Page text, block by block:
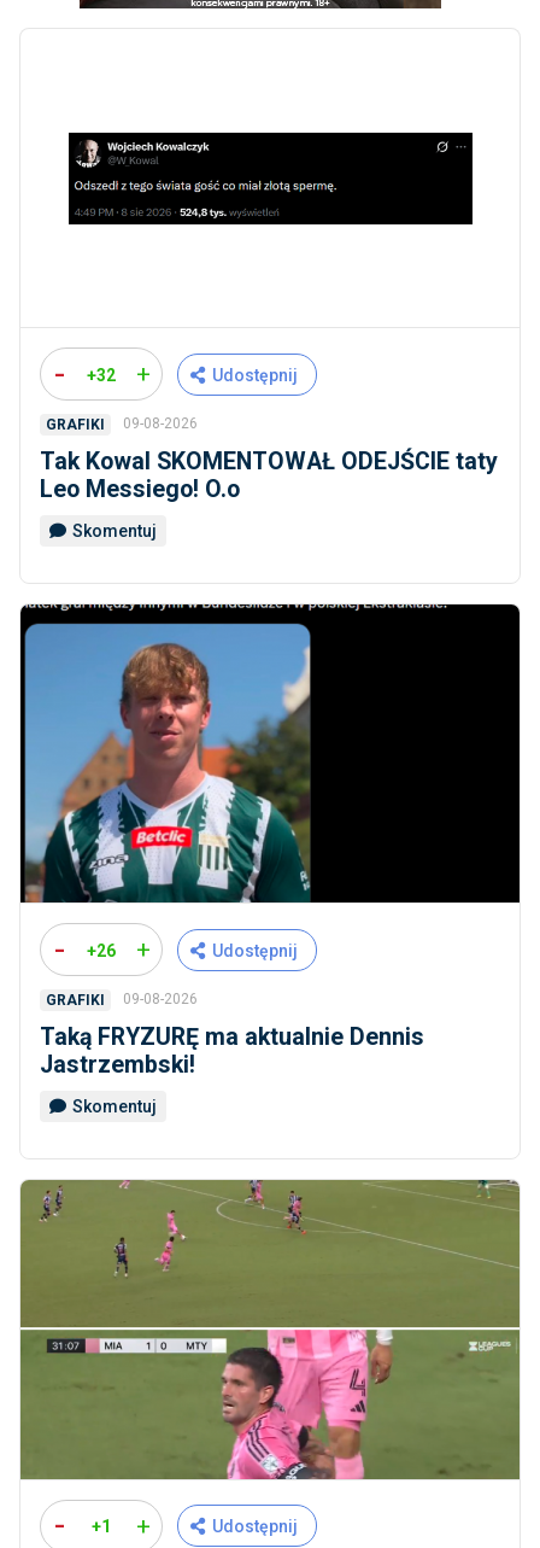
- +32 + Udostępnij
GRAFIKI 09-08-2026
Tak Kowal SKOMENTOWAŁ ODEJŚCIE taty
Leo Messiego! O.o
Skomentuj
- +26 + Udostępnij
GRAFIKI 09-08-2026
Taką FRYZURĘ ma aktualnie Dennis
Jastrzembski!
Skomentuj
- +1 + Udostępnij